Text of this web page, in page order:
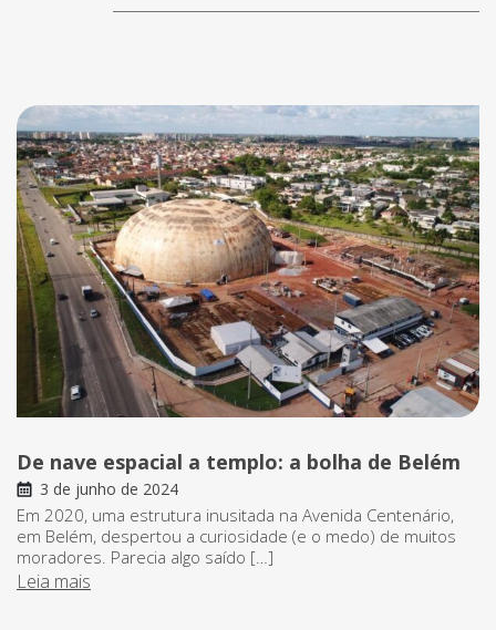
De nave espacial a templo: a bolha de Belém
3 de junho de 2024
Em 2020, uma estrutura inusitada na Avenida Centenário,
em Belém, despertou a curiosidade (e o medo) de muitos
moradores. Parecia algo saído […]
Leia mais